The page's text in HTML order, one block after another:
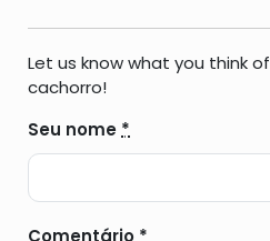
Let us know what you think of
cachorro!
Seu nome *
Comentário *